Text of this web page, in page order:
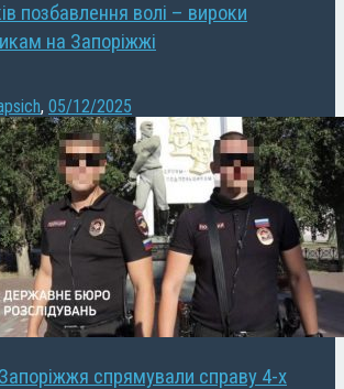
позбавлення волі – вироки
на Запоріжжі
, 05/12/2025
спрямували справу 4-х